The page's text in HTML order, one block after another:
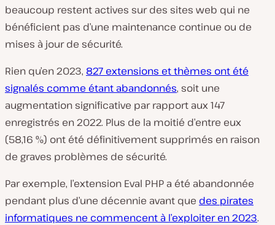
beaucoup restent actives sur des sites web qui ne
bénéficient pas d’une maintenance continue ou de
mises à jour de sécurité.
Rien qu’en 2023, 827 extensions et thèmes ont été
signalés comme étant abandonnés, soit une
augmentation significative par rapport aux 147
enregistrés en 2022. Plus de la moitié d’entre eux
(58,16 %) ont été définitivement supprimés en raison
de graves problèmes de sécurité.
Par exemple, l’extension Eval PHP a été abandonnée
pendant plus d’une décennie avant que des pirates
informatiques ne commencent à l’exploiter en 2023.